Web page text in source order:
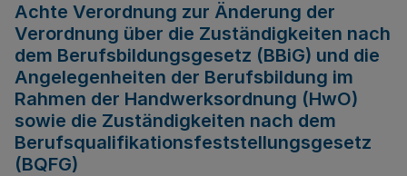
Achte Verordnung zur Änderung der
Verordnung über die Zuständigkeiten nach
dem Berufsbildungsgesetz (BBiG) und die
Angelegenheiten der Berufsbildung im
Rahmen der Handwerksordnung (HwO)
sowie die Zuständigkeiten nach dem
Berufsqualifikationsfeststellungsgesetz
(BQFG)